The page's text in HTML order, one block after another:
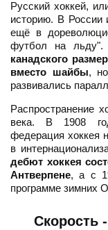
Русский хоккей,
историю. В России
ещё в
футбол на
канадского
вместо шайбы,
развивались
Распространение
века. В 1908
федерация хоккея
в
дебют хоккея
Антверпене, а с
программе зимних
Скорость